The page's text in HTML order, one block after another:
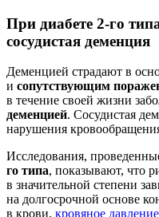
При диабете 2-го
сосудистая деменция
Деменцией страдают в
и сопутствующим
в течение своей жизни
деменцией. Сосудистая
нарушения
Исследования,
го типа, показывают, что
в значительной степени
на долгосрочной основе
в крови, кровяное давление